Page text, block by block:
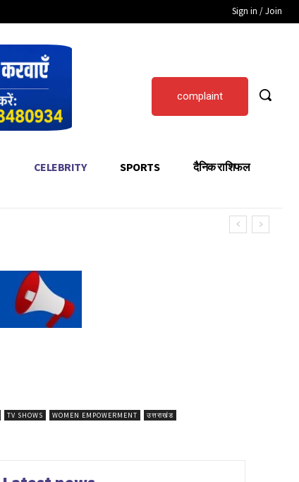
Sign in / Join
complaint
CELEBRITY SPORTS दैनिक राशिफल
TV SHOWS WOMEN EMPOWERMENT
उत्तराखंड